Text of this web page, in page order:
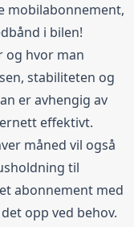
mobilabonnement,
i bilen!
og hvor man
stabiliteten og
er avhengig av
effektivt.
måned vil også
til
abonnement med
opp ved behov.